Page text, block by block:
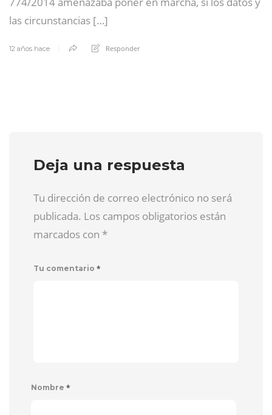
las circunstancias […]
12 años hace Responder
Deja una respuesta
Tu dirección de correo electrónico no será
publicada. Los campos obligatorios están
marcados con *
Tu comentario *
Nombre *